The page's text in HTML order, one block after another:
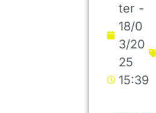
ter -
18/0
3/20
25
15:39